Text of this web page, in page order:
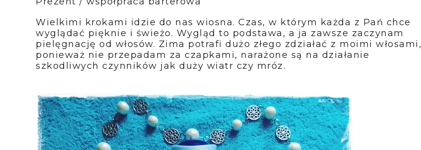
Wielkimi krokami idzie do nas wiosna. Czas, w którym każda z Pań chce
wyglądać pięknie i świeżo. Wygląd to podstawa, a ja zawsze zaczynam
pielęgnację od włosów. Zima potrafi dużo złego zdziałać z moimi włosami,
ponieważ nie przepadam za czapkami, narażone są na działanie
szkodliwych czynników jak duży wiatr czy mróz.